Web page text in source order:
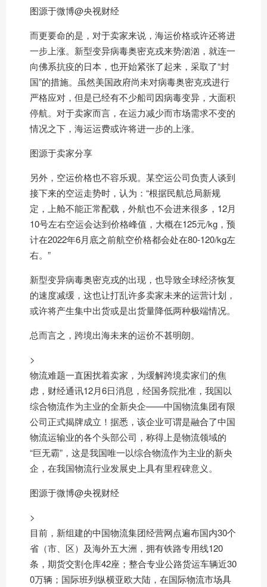
图源于微博@央视财经
而更要命的是，对于卖家来说，海运价格或许还将进
一步上涨。新型变异病毒奥密克戎来势汹汹，就连一
向佛系抗疫的日本，也开始紧张了起来，采取了“封
国”的措施。虽然美国政府尚未对病毒奥密克戎进行
严格应对，但是已经有不少船司因病毒变异，大面积
停航。对于卖家而言，在运力减少而市场需求不变的
情况之下，海运运费或许将进一步的上涨。
图源于卖家分享
另外，空运价格也不容乐观。某空运公司负责人谈到
接下来的空运走势时，认为：“根据民航总局新规
定，上舱不能正常配载，外航也不会进来很多，12月
10号左右空运会达到价格峰值，大概在125元/kg，预
计在2022年6月底之前航空价格都会处在80-120/kg左
右。”
新型变异病毒奥密克戎的出现，也导致全球经济恢复
的速度减缓，这也让打乱许多卖家未来的运营计划，
或许将产生集中出货或是出货量降低两种极端情况。
总而言之，跨境出海未来的运价不甚明朗。
>
物流难题一直困扰着卖家，为缓解跨境卖家们的焦
虑，财经通讯12月6日消息，经国务院批准，我国以
综合物流作为主业的全新央企——中国物流集团有限
公司正式揭牌成立！据悉，该企业可谓是融合了中国
物流运输业的各个头部公司，称得上是物流领域的
“巨无霸”，这是我国唯一以综合物流作为主业的新央
企，在我国物流行业发展史上具有里程碑意义。
图源于微博@央视财经
>
目前，新组建的中国物流集团经营网点遍布国内30个
省（市、区）及海外五大洲，拥有铁路专用线120
条，期货交割仓库42座；整合专业公路货运车辆近30
0万辆；国际班列纵横亚欧大陆，在国际物流市场具